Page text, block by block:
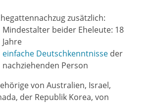
zusätzlich:
Mindestalter beider Eheleute: 18
Jahre
einfache Deutschkenntnisse der
nachziehenden Person
von Australien, Israel,
der Republik Korea, von